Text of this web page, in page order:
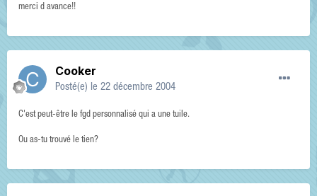
merci d avance!!
Cooker
Posté(e) le 22 décembre 2004
C'est peut-être le fgd personnalisé qui a une tuile.
Ou as-tu trouvé le tien?